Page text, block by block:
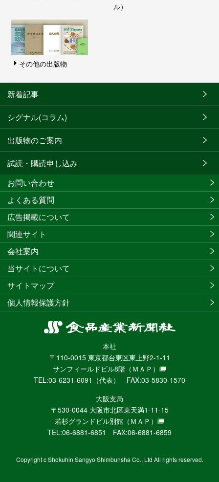
ル）
その他の出版物
新着記事
シグナル(コラム)
出版物のご案内
試読・購読申し込み
食
産
業
新
聞
社
ニ
ュ
ー
WEB
本社
〒110-0015 東京都台東区東上野2-1-11
サンフィールドビル8階 （ＭＡＰ）
TEL:03-6231-6091（代表） FAX:03-5830-1570
大阪支局
〒530-0044 大阪市北区東天満1-11-15
若杉グランドビル別館 （ＭＡＰ）
TEL:06-6881-6851 FAX:06-6881-6859
お問い合わせ
よくある質問
広告掲載について
関連サイト
会社案内
当サイトについて
サイトマップ
個人情報保護方針
Copyright c Shokuhin Sangyo Shimbunsha Co., Ltd All rights reserved.